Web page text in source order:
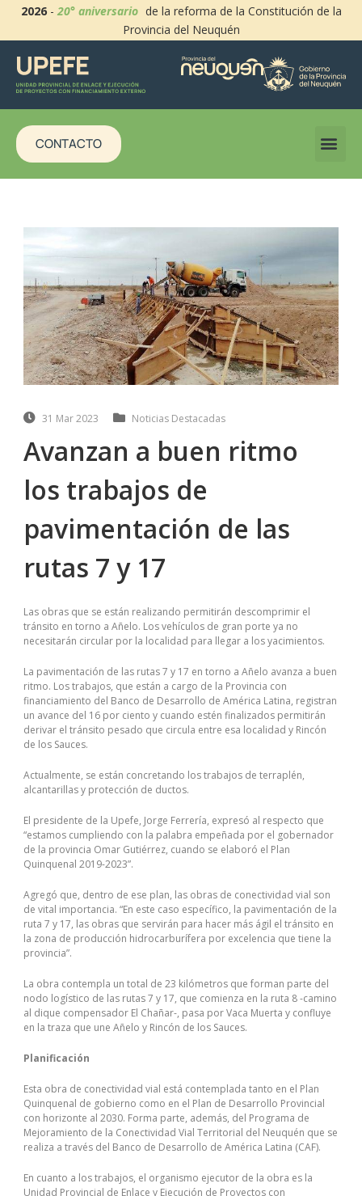
2026-20° aniversario de la reforma de la Constitución de la
Provincia del Neuquén
CONTACTO
31 Mar 2023 Noticias Destacadas
Avanzan a buen ritmo
los trabajos de
pavimentación de las
rutas 7 y 17
Las obras que se están realizando permitirán descomprimir el
tránsito en torno a Añelo. Los vehículos de gran porte ya no
necesitarán circular por la localidad para llegar a los yacimientos.
La pavimentación de las rutas 7 y 17 en torno a Añelo avanza a buen
ritmo. Los trabajos, que están a cargo de la Provincia con
financiamiento del Banco de Desarrollo de América Latina, registran
un avance del 16 por ciento y cuando estén finalizados permitirán
derivar el tránsito pesado que circula entre esa localidad y Rincón
de los Sauces.
Actualmente, se están concretando los trabajos de terraplén,
alcantarillas y protección de ductos.
El presidente de la Upefe, Jorge Ferrería, expresó al respecto que
“estamos cumpliendo con la palabra empeñada por el gobernador
de la provincia Omar Gutiérrez, cuando se elaboró el Plan
Quinquenal 2019-2023”.
Agregó que, dentro de ese plan, las obras de conectividad vial son
de vital importancia. “En este caso específico, la pavimentación de la
ruta 7 y 17, las obras que servirán para hacer más ágil el tránsito en
la zona de producción hidrocarburífera por excelencia que tiene la
provincia”.
La obra contempla un total de 23 kilómetros que forman parte del
nodo logístico de las rutas 7 y 17, que comienza en la ruta 8 -camino
al dique compensador El Chañar-, pasa por Vaca Muerta y confluye
en la traza que une Añelo y Rincón de los Sauces.
Planificación
Esta obra de conectividad vial está contemplada tanto en el Plan
Quinquenal de gobierno como en el Plan de Desarrollo Provincial
con horizonte al 2030. Forma parte, además, del Programa de
Mejoramiento de la Conectividad Vial Territorial del Neuquén que se
realiza a través del Banco de Desarrollo de América Latina (CAF).
En cuanto a los trabajos, el organismo ejecutor de la obra es la
Unidad Provincial de Enlace y Ejecución de Proyectos con